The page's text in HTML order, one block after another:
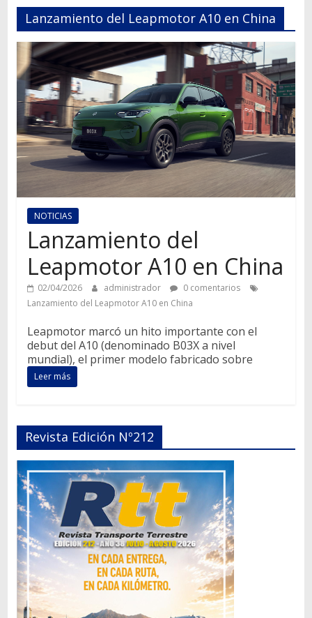
Autos,
camiones,
motos,
información
del
mundo
del
transporte
Lanzamiento del Leapmotor A10 en China
NOTICIAS
Lanzamiento del
Leapmotor A10 en China
02/04/2026 administrador
0 comentarios
Lanzamiento del Leapmotor A10 en China
Leapmotor marcó un hito importante con el
debut del A10 (denominado B03X a nivel
mundial), el primer modelo fabricado sobre
Leer más
Revista Edición Nº212